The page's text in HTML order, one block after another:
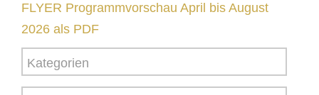
FLYER Programmvorschau April bis August
2026 als PDF